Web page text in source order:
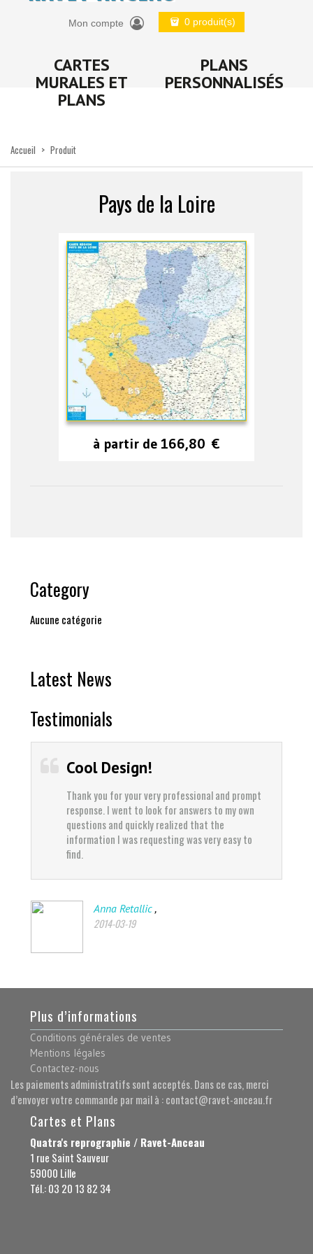
Mon compte 0 produit(s)
CARTES
MURALES ET
PLANS
PLANS
PERSONNALISÉS
Accueil > Produit
Pays de la Loire
à partir de 166,80 €
Category
Aucune catégorie
Latest News
Testimonials
Cool Design!
Thank you for your very professional and prompt
response. I went to look for answers to my own
questions and quickly realized that the
information I was requesting was very easy to
find.
Anna Retallic ,
2014-03-19
Plus d’informations
Conditions générales de ventes
Mentions légales
Contactez-nous
Les paiements administratifs sont acceptés. Dans ce cas, merci
d’envoyer votre commande par mail à : contact@ravet-anceau.fr
Cartes et Plans
Quatra's reprographie / Ravet-Anceau
1 rue Saint Sauveur
59000 Lille
Tél.: 03 20 13 82 34